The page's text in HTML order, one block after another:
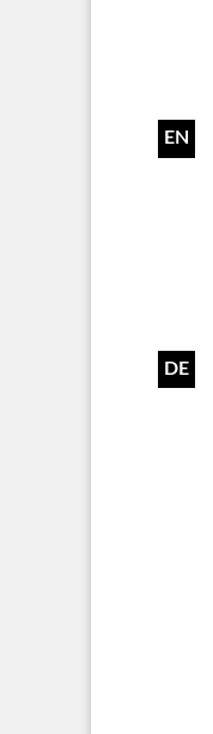
EN
DE